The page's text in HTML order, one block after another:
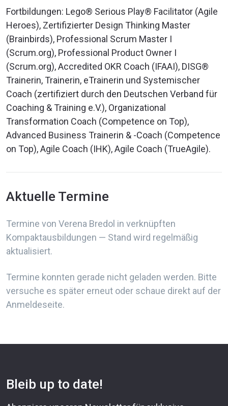
Fortbildungen: Lego® Serious Play® Facilitator (Agile
Heroes), Zertifizierter Design Thinking Master
(Brainbirds), Professional Scrum Master I
(Scrum.org), Professional Product Owner I
(Scrum.org), Accredited OKR Coach (IFAAI), DISG®
Trainerin, Trainerin, eTrainerin und Systemischer
Coach (zertifiziert durch den Deutschen Verband für
Coaching & Training e.V.), Organizational
Transformation Coach (Competence on Top),
Advanced Business Trainerin & -Coach (Competence
on Top), Agile Coach (IHK), Agile Coach (TrueAgile).
Aktuelle Termine
Termine von Verena Bredol in verknüpften
Kompaktausbildungen — Stand wird regelmäßig
aktualisiert.
Termine konnten gerade nicht geladen werden. Bitte
versuche es später erneut oder schaue direkt auf der
Anmeldeseite.
Bleib up to date!